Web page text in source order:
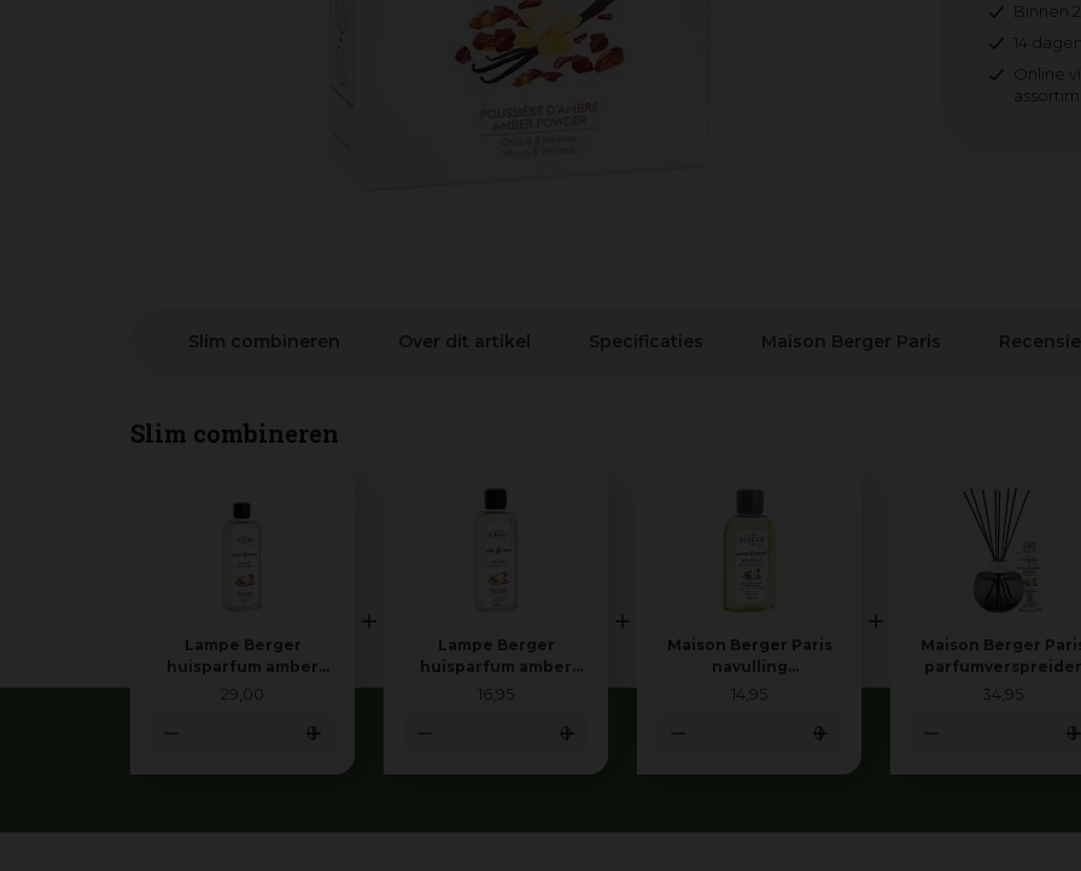
Binnen
14
Online
Slim combineren Over dit artikel Specificaties Maison Berger Paris
Slim combineren
Lampe Berger
huisparfum amber
powder 1 l
29 00
Lampe Berger
huisparfum amber
powder 500 ml
1695
Maison Berger Paris
navulling
parfumverspreider
14 95
Maison Berger
parfumverspreider
holly gris mousse
34 95